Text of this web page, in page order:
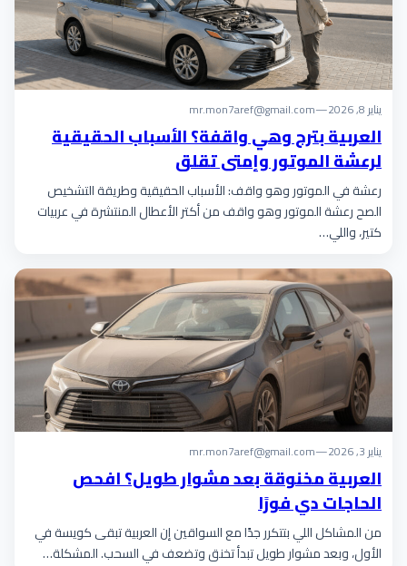
يناير 8, 2026 —
mr.mon7aref@gmail.com
العربية بترج وهي واقفة؟ الأسباب الحقيقية
لرعشة الموتور وإمتى تقلق
رعشة في الموتور وهو واقف: الأسباب الحقيقية وطريقة التشخيص
الصح رعشة الموتور وهو واقف من أكتر الأعطال المنتشرة في عربيات
كتير، واللي…
يناير 3, 2026 —
mr.mon7aref@gmail.com
العربية مخنوقة بعد مشوار طويل؟ افحص
الحاجات دي فورًا
من المشاكل اللي بتتكرر جدًا مع السواقين إن العربية تبقى كويسة في
الأول، وبعد مشوار طويل تبدأ تخنق وتضعف في السحب. المشكلة…